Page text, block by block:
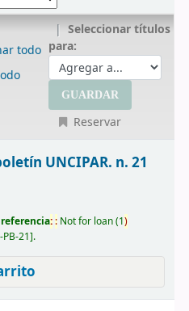
todo
Seleccionar títulos
para:
Reservar
UNCIPAR. n. 21
: :Not for loan(1)
PB-21 .